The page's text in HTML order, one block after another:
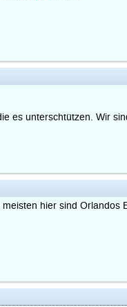
es unterschtützen. Wir
hier sind Orlandos